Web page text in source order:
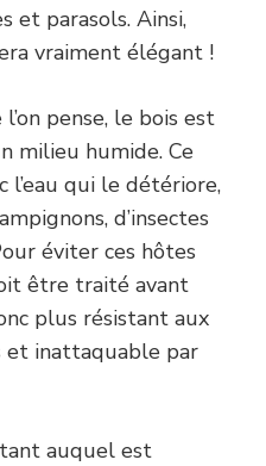
et parasols. Ainsi,
vraiment élégant !
pense, le bois est
milieu humide. Ce
l’eau qui le détériore,
d’insectes
éviter ces hôtes
être traité avant
plus résistant aux
inattaquable par
auquel est